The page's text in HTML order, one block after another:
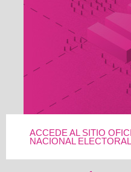
ACCEDE AL SITIO
NACIONAL ELECTORAL